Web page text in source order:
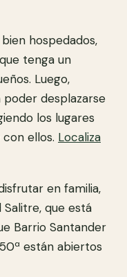
hospedados,
tenga un
Luego,
desplazarse
los lugares
ellos. Localiza
en familia,
que está
Barrio Santander
están abiertos